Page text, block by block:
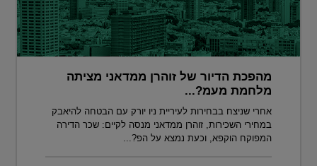
מהפכת הדיור של זוהרן ממדאני מציתה
מלחמת מעמ?...
אחרי שניצח בבחירות לעיריית ניו יורק עם הבטחה להיאבק
במחירי השכירות, זוהרן ממדאני מנסה לקיים: שכר הדירה
המפוקח הוקפא, וכעת נמצא על הפ?...